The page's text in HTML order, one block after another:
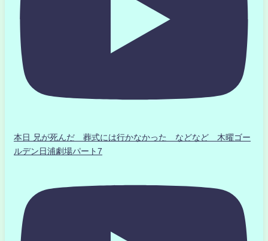
本日 兄が死んだ 葬式には行かなかった などなど 木曜ゴー
ルデン日浦劇場パート7